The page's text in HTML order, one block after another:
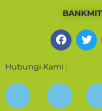
Hubungi Kami :